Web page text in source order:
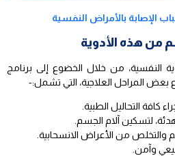
الإصابة بالأمراض النفسية
هذه الأدوية
النفسية، من خلال الخضوع إلى برنامج
بعض المراحل العلاجية، التي تشمل:-
كافة التحاليل الطبية.
لتسكين آلام الجسم.
من الأعراض الانسحابية.
وآمن.